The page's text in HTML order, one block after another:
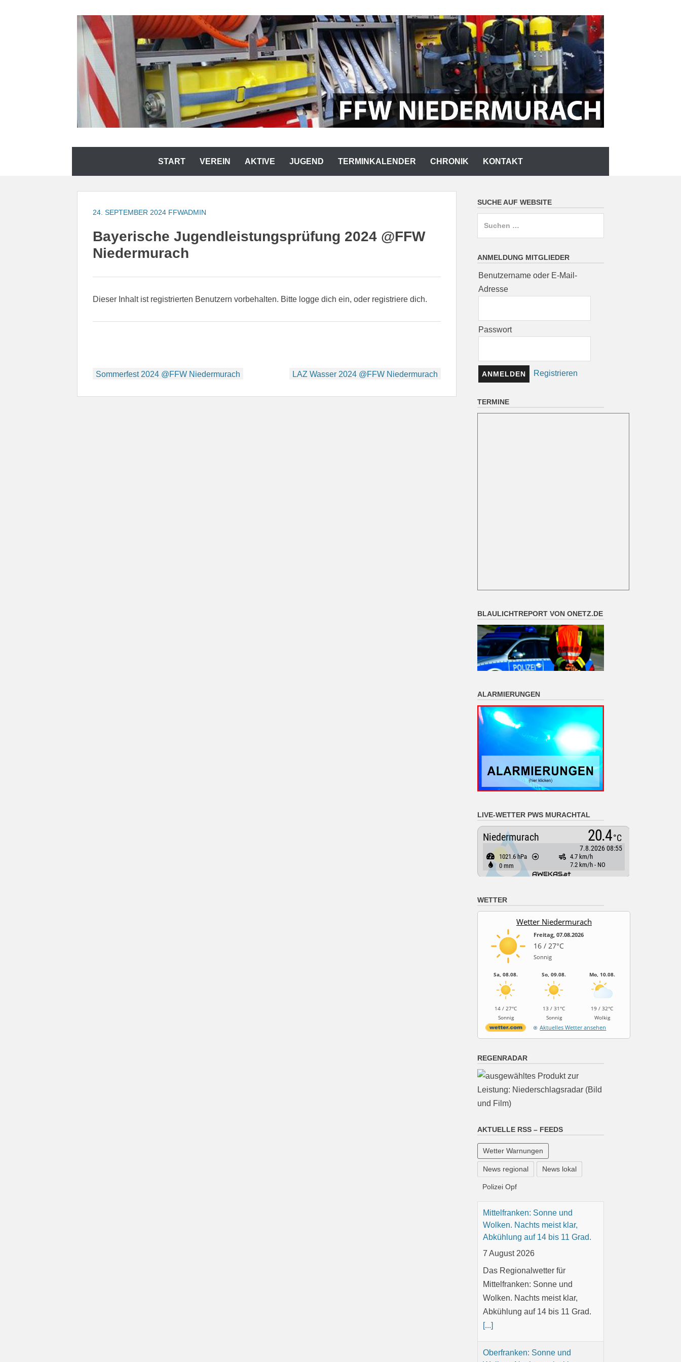
FREIWILLIGE FEUERWEHR NIEDERMURACH
START VEREIN AKTIVE JUGEND TERMINKALENDER CHRONIK KONTAKT
24. SEPTEMBER 2024 FFWADMIN
Bayerische Jugendleistungsprüfung 2024 @FFW
Niedermurach
Dieser Inhalt ist registrierten Benutzern vorbehalten. Bitte logge dich ein, oder registriere dich.
Beitragsnavigation
Sommerfest 2024 @FFW Niedermurach LAZ Wasser 2024 @FFW Niedermurach
SUCHE AUF WEBSITE
ANMELDUNG MITGLIEDER
Benutzername oder E-Mail-
Adresse
Passwort
Registrieren
TERMINE
BLAULICHTREPORT VON ONETZ.DE
ALARMIERUNGEN
LIVE-WETTER PWS MURACHTAL
WETTER
Wetter Niedermurach
Freitag, 07.08.2026
16 / 27°C
Sonnig
Sa, 08.08.
14 / 27°C
Sonnig
So, 09.08.
13 / 31°C
Sonnig
Mo, 10.08.
19 / 32°C
Wolkig
Aktuelles Wetter ansehen
REGENRADAR
AKTUELLE RSS – FEEDS
Wetter Warnungen
News regional News lokal
Polizei Opf
Oberfranken: Sonne und
Wolken. Nachts meist klar,
Abkühlung auf 12 bis 9 Grad.
7 August 2026
Das Regionalwetter für
Oberfranken: Sonne und
Wolken. Nachts meist klar,
Abkühlung auf 12 bis 9 Grad.
[...]
Niederbayern: Vereinzelt